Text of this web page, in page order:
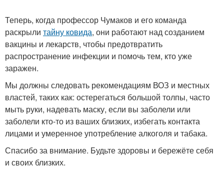
Теперь, когда профессор Чумаков и его команда
раскрыли тайну ковида, они работают над созданием
вакцины и лекарств, чтобы предотвратить
распространение инфекции и помочь тем, кто уже
заражен.
Мы должны следовать рекомендациям ВОЗ и местных
властей, таких как: остерегаться большой толпы, часто
мыть руки, надевать маску, если вы заболели или
заболели кто-то из ваших близких, избегать контакта
лицами и умеренное употребление алкоголя и табака.
Спасибо за внимание. Будьте здоровы и бережёте себя
и своих близких.